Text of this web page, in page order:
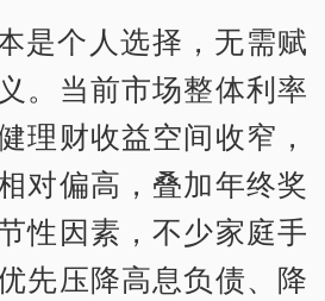
是个人选择，无需赋
。当前市场整体利率
理财收益空间收窄，
对偏高，叠加年终奖
性因素，不少家庭手
先压降高息负债、降